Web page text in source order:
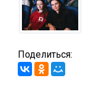
Поделиться: